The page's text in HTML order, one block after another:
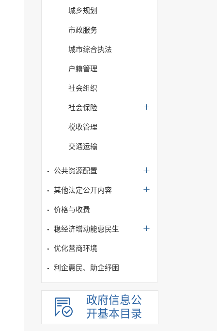
城乡规划
市政服务
城市综合执法
户籍管理
社会组织
社会保险
税收管理
交通运输
公共资源配置
其他法定公开内容
价格与收费
稳经济增动能惠民生
优化营商环境
利企惠民、助企纾困
政府信息公
开基本目录